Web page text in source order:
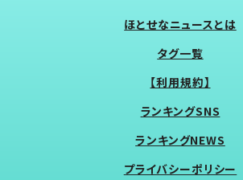
ほとせなニュースとは
タグ一覧
【利用規約】
ランキングSNS
ランキングNEWS
プライバシーポリシー